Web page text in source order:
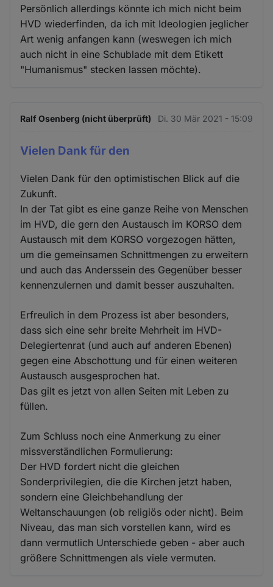
Persönlich allerdings könnte ich mich nicht beim
HVD wiederfinden, da ich mit Ideologien jeglicher
Art wenig anfangen kann (weswegen ich mich
auch nicht in eine Schublade mit dem Etikett
"Humanismus" stecken lassen möchte).
Ralf Osenberg (nicht überprüft) Di. 30 Mär 2021 - 15:09
Vielen Dank für den
Vielen Dank für den optimistischen Blick auf die
Zukunft.
In der Tat gibt es eine ganze Reihe von Menschen
im HVD, die gern den Austausch im KORSO dem
Austausch mit dem KORSO vorgezogen hätten,
um die gemeinsamen Schnittmengen zu erweitern
und auch das Anderssein des Gegenüber besser
kennenzulernen und damit besser auszuhalten.
Erfreulich in dem Prozess ist aber besonders,
dass sich eine sehr breite Mehrheit im HVD-
Delegiertenrat (und auch auf anderen Ebenen)
gegen eine Abschottung und für einen weiteren
Austausch ausgesprochen hat.
Das gilt es jetzt von allen Seiten mit Leben zu
füllen.
Zum Schluss noch eine Anmerkung zu einer
missverständlichen Formulierung:
Der HVD fordert nicht die gleichen
Sonderprivilegien, die die Kirchen jetzt haben,
sondern eine Gleichbehandlung der
Weltanschauungen (ob religiös oder nicht). Beim
Niveau, das man sich vorstellen kann, wird es
dann vermutlich Unterschiede geben - aber auch
größere Schnittmengen als viele vermuten.